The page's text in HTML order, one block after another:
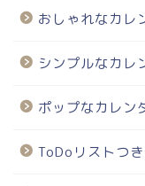
おしゃれなカレ
シンプルなカレ
ポップなカレン
ToDoリストつ